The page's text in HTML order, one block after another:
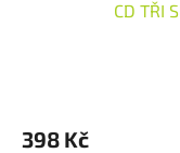
CD TŘI
398 Kč